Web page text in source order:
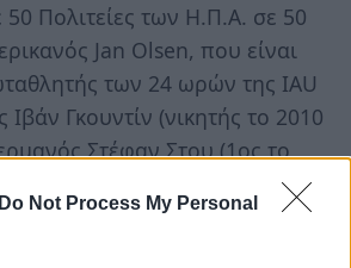
Do Not Process My Personal
Πολιτείες των Η.Π.Α. σε 50
Jan Olsen, που είναι
των 24 ωρών της IAU
Ιβάν Γκουντίν (νικητής το 2010
Στέφαν Στου (1ος το
Ζοάο Ολιβέιρα (περσινός
Βαλμίρ Νούνες (1ος